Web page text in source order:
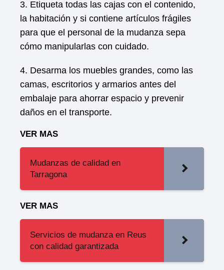
3. Etiqueta todas las cajas con el contenido,
la habitación y si contiene artículos frágiles
para que el personal de la mudanza sepa
cómo manipularlas con cuidado.
4. Desarma los muebles grandes, como las
camas, escritorios y armarios antes del
embalaje para ahorrar espacio y prevenir
daños en el transporte.
VER MAS
Mudanzas de calidad en
Tarragona
VER MAS
Servicios de mudanza en Reus
con calidad garantizada